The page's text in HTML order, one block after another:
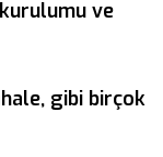
ve
gibi birçok